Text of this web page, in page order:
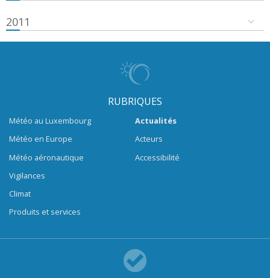
2011
RUBRIQUES
Météo au Luxembourg
Météo en Europe
Météo aéronautique
Vigilances
Climat
Produits et services
Actualités
Acteurs
Accessibilité